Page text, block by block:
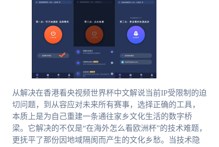
从解决在香港看央视频世界杯中文解说当前IP受限制的迫
切问题，到从容应对未来所有赛事，选择正确的工具，
本质上是为自己重建一条通往家乡文化生活的数字桥
梁。它解决的不仅是“在海外怎么看欧洲杯”的技术难题，
更抚平了那份因地域隔阂而产生的文化乡愁。当技术隐